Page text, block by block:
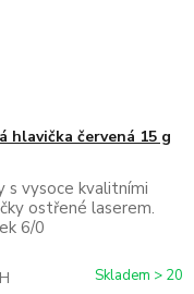
hlavička červená 15 g
s vysoce kvalitními
ostřené laserem.
6/0
Skladem > 20